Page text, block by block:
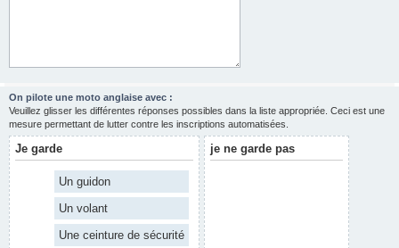
On pilote une moto anglaise avec :
Veuillez glisser les différentes réponses possibles dans la liste appropriée. Ceci est une
mesure permettant de lutter contre les inscriptions automatisées.
Je garde
Un guidon
Un volant
Une ceinture de sécurité
je ne garde pas